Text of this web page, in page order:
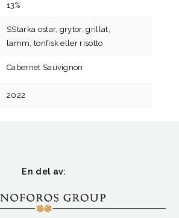
13%
SStarka ostar, grytor, grillat,
lamm, tonfisk eller risotto
Cabernet Sauvignon
2022
En del av: